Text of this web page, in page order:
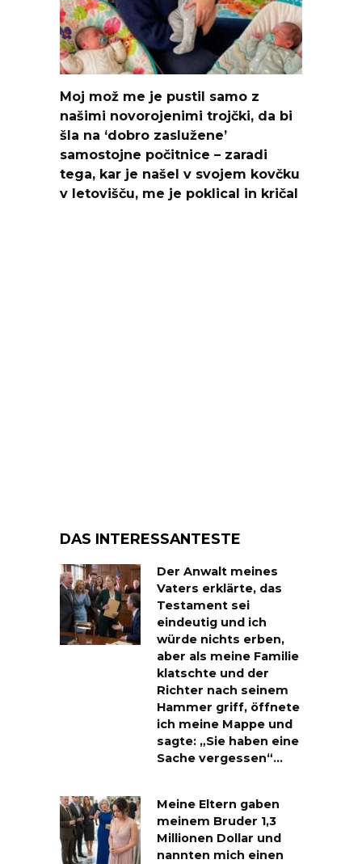
Moj mož me je pustil samo z
našimi novorojenimi trojčki, da bi
šla na ‘dobro zaslužene’
samostojne počitnice – zaradi
tega, kar je našel v svojem kovčku
v letovišču, me je poklical in kričal
DAS INTERESSANTESTE
Der Anwalt meines
Vaters erklärte, das
Testament sei
eindeutig und ich
würde nichts erben,
aber als meine Familie
klatschte und der
Richter nach seinem
Hammer griff, öffnete
ich meine Mappe und
sagte: „Sie haben eine
Sache vergessen“…
Meine Eltern gaben
meinem Bruder 1,3
Millionen Dollar und
nannten mich einen